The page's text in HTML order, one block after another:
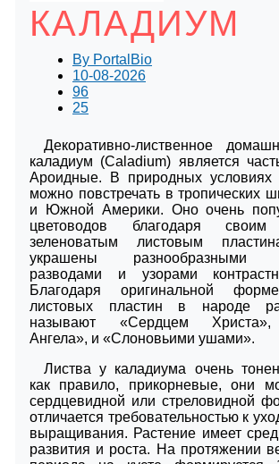
КАЛАДИУМ
By PortalBio
10-08-2026
96
25
Декоративно-лиственное
каладиум (Caladium) является
Ароидные. В природных условиях
можно повстречать в тропических
и Южной Америки. Оно очень
цветоводов благодаря
зеленоватым листовым
украшены разнообразными
разводами и узорами
Благодаря оригинальной
листовых пластин в народе
называют «Сердцем
Ангела», и «Слоновьими ушами».
Листва у каладиума очень
как правило, прикорневые, они
сердцевидной или стреловидной
отличается требовательностью к
выращивания. Растение имеет
развития и роста. На протяжении